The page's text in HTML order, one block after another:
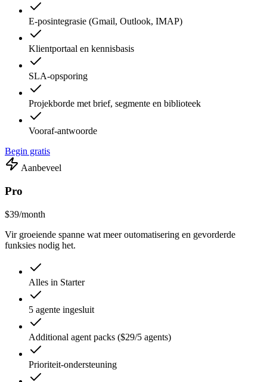
E-posintegrasie (Gmail, Outlook, IMAP)
Klientportaal en kennisbasis
SLA-opsporing
Projekborde met brief, segmente en biblioteek
Vooraf-antwoorde
Begin gratis
Aanbeveel
Pro
$39/month
Vir groeiende spanne wat meer outomatisering en gevorderde
funksies nodig het.
Alles in Starter
5 agente ingesluit
Additional agent packs ($29/5 agents)
Prioriteit-ondersteuning